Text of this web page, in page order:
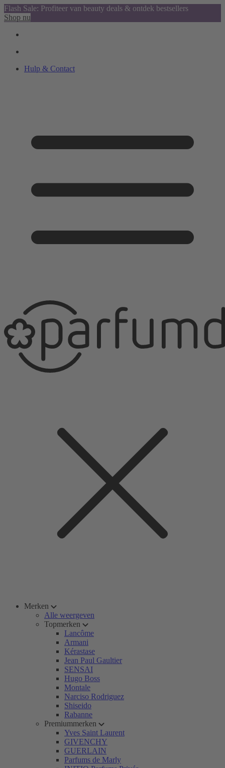
Flash Sale: Profiteer van beauty deals & ontdek bestsellers
Shop nu
Hulp & Contact
Merken
Alle weergeven
Topmerken
Lancôme
Armani
Kérastase
Jean Paul Gaultier
SENSAI
Hugo Boss
Montale
Narciso Rodriguez
Shiseido
Rabanne
Premiummerken
Yves Saint Laurent
GIVENCHY
GUERLAIN
Parfums de Marly